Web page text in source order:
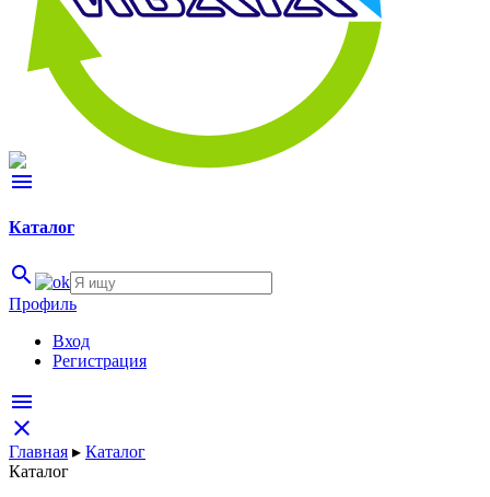
menu
Каталог
search
Профиль
Вход
Регистрация
menu
close
Главная ▸ Каталог
Каталог